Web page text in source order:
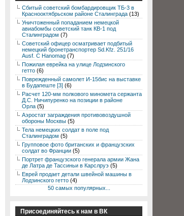
Сбитый советский бомбардировщик ТБ-3 в
Краснооктябрьском районе Сталинграда (13)
Уничтоженный попаданием немецкой
авиабомбы советский танк КВ-1 под
Сталинградом (7)
Советский офицер осматривает подбитый
немецкий бронетранспортер Sd.Kfz. 251/16
Ausf. C Hanomag (7)
Пожилая еврейка на улице Лодзинского
гетто (6)
Поврежденный самолет И-15бис на выставке
в Будапеште [3] (6)
Расчет 120-мм полкового миномета сержанта
Д.С. Ничипуренко на позиции в районе
Орла (5)
Аэростат заграждения противовоздушной
обороны Москвы (5)
Тела немецких солдат в поле под
Сталинградом (5)
Групповое фото британских и французских
солдат во Франции (5)
Портрет французского генерала армии Жана
де Латра де Тассиньи в Карслруэ (5)
Еврей продает детали швейной машины в
Лодзинского гетто (4)
50 самых популярных...
Присоединяйтесь к нам в ВК